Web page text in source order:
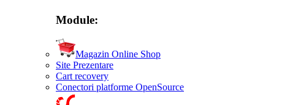
Module:
Magazin Online Shop
Site Prezentare
Cart recovery
Conectori platforme OpenSource